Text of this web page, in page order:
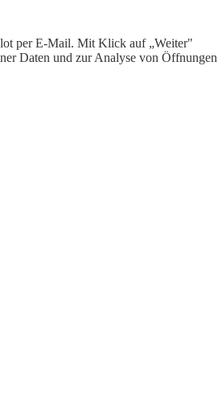
per E-Mail. Mit Klick auf „Weiter"
Daten und zur Analyse von Öffnungen